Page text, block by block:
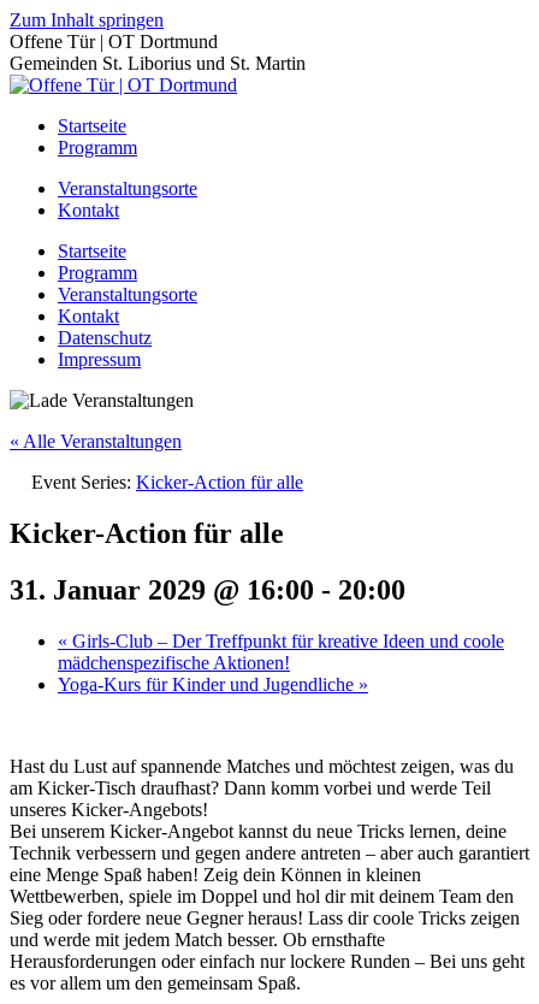
Zum Inhalt springen
Offene Tür | OT Dortmund
Gemeinden St. Liborius und St. Martin
Startseite
Programm
Veranstaltungsorte
Kontakt
Startseite
Programm
Veranstaltungsorte
Kontakt
Datenschutz
Impressum
« Alle Veranstaltungen
Event Series: Kicker-Action für alle
Kicker-Action für alle
31. Januar 2029 @ 16:00 - 20:00
« Girls-Club – Der Treffpunkt für kreative Ideen und coole
mädchenspezifische Aktionen!
Yoga-Kurs für Kinder und Jugendliche »
Hast du Lust auf spannende Matches und möchtest zeigen, was du
am Kicker-Tisch draufhast? Dann komm vorbei und werde Teil
unseres Kicker-Angebots!
Bei unserem Kicker-Angebot kannst du neue Tricks lernen, deine
Technik verbessern und gegen andere antreten – aber auch garantiert
eine Menge Spaß haben! Zeig dein Können in kleinen
Wettbewerben, spiele im Doppel und hol dir mit deinem Team den
Sieg oder fordere neue Gegner heraus! Lass dir coole Tricks zeigen
und werde mit jedem Match besser. Ob ernsthafte
Herausforderungen oder einfach nur lockere Runden – Bei uns geht
es vor allem um den gemeinsam Spaß.